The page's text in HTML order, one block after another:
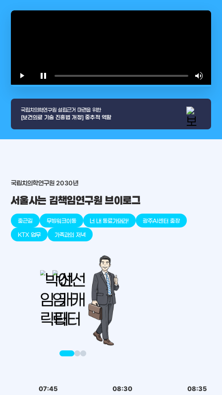
arrow_selector_tool
place
천안
place
세종
place
판교
place
오송
place
대덕
place
원주
play_arrow pause volume_up
국립치의학연구원 설립근거 마련을 위한
[보건의료 기술 진흥법 개정] 중추적 역할
국립치의학연구원 2030년
서울사는 김책임연구원 브이로그
출근길 무빙워크이동 너 내 동료가돼라! 광주AI센터 출장
KTX 업무 가족과의 저녁
07:45 08:30 08:35